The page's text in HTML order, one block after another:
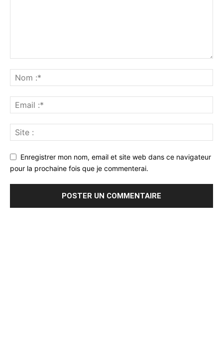
Enregistrer mon nom, email et site web dans ce navigateur
pour la prochaine fois que je commenterai.